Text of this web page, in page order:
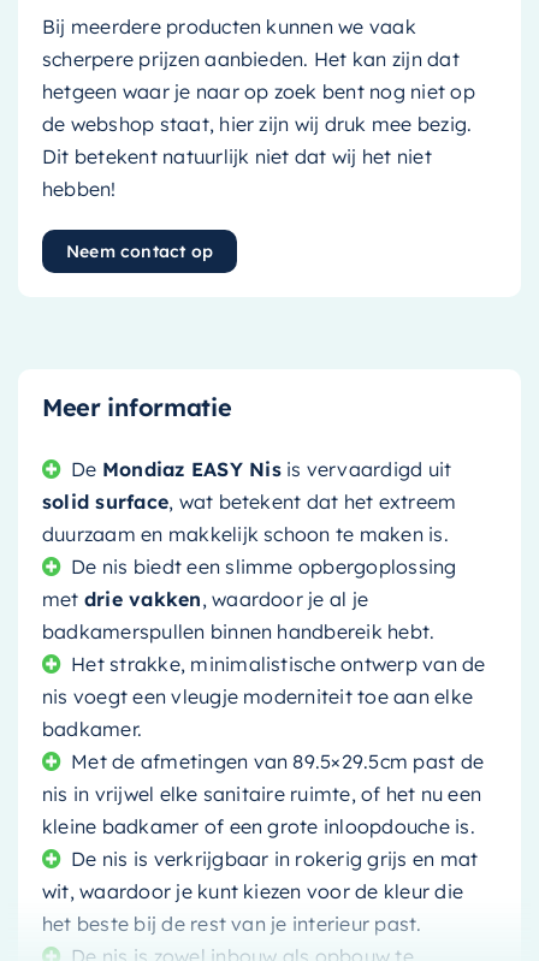
Bij meerdere producten kunnen we vaak
scherpere prijzen aanbieden. Het kan zijn dat
hetgeen waar je naar op zoek bent nog niet op
de webshop staat, hier zijn wij druk mee bezig.
Dit betekent natuurlijk niet dat wij het niet
hebben!
Neem contact op
Meer informatie
De Mondiaz EASY Nisis vervaardigd uit
solid surface, wat betekent dat het extreem
duurzaam en makkelijk schoon te maken is.
De nis biedt een slimme opbergoplossing
met drie vakken, waardoor je al je
badkamerspullen binnen handbereik hebt.
Het strakke, minimalistische ontwerp van de
nis voegt een vleugje moderniteit toe aan elke
badkamer.
Met de afmetingen van 89.5×29.5cm past de
nis in vrijwel elke sanitaire ruimte, of het nu een
kleine badkamer of een grote inloopdouche is.
De nis is verkrijgbaar in rokerig grijs en mat
wit, waardoor je kunt kiezen voor de kleur die
het beste bij de rest van je interieur past.
De nis is zowel inbouw als opbouw te